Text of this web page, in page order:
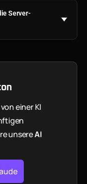
Server-
einer KI
unsereAI